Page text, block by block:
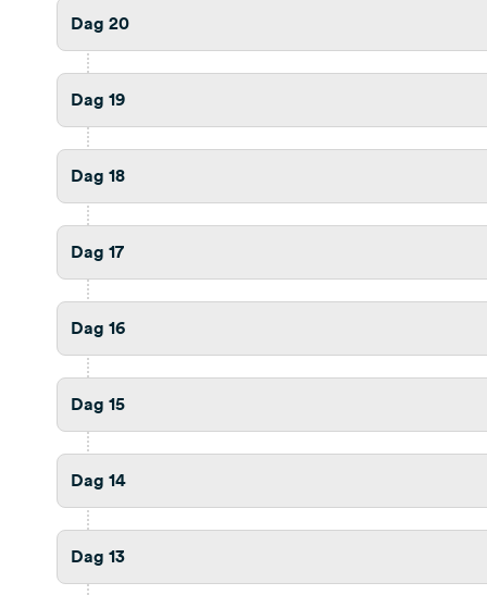
Dag 8
470,1 km 4 uur 56 min.
Camping Stella Maris
Stella Maris 9A, 52470, Umag, Kroatien
454,9 km 4 uur 51 min.
Camping Village Marina di Venezia
Via Montello 6, 30013, Cavallino Treporti, Italien
Area Sosta per Camper
Via Vo', 25017, Lonato del Garda, Italien
Dag 20
Dag 19
Dag 18
Dag 17
Dag 16
Dag 15
Dag 14
Dag 13